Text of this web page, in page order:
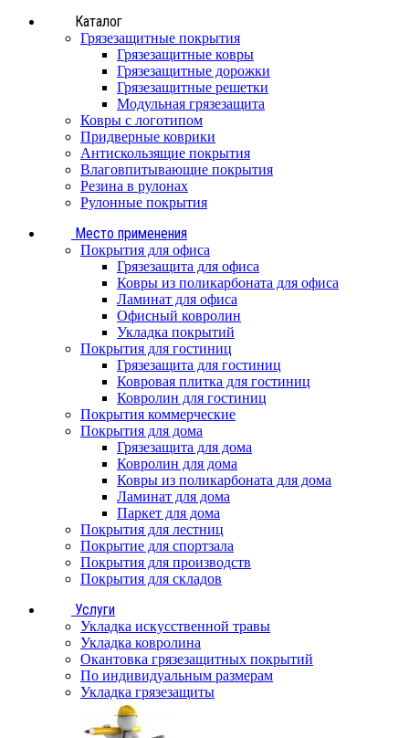
Каталог
Грязезащитные покрытия
Грязезащитные ковры
Грязезащитные дорожки
Грязезащитные решетки
Модульная грязезащита
Ковры с логотипом
Придверные коврики
Антискользящие покрытия
Влаговпитывающие покрытия
Резина в рулонах
Рулонные покрытия
Место применения
Покрытия для офиса
Грязезащита для офиса
Ковры из поликарбоната для офиса
Ламинат для офиса
Офисный ковролин
Укладка покрытий
Покрытия для гостиниц
Грязезащита для гостиниц
Ковровая плитка для гостиниц
Ковролин для гостиниц
Покрытия коммерческие
Покрытия для дома
Грязезащита для дома
Ковролин для дома
Ковры из поликарбоната для дома
Ламинат для дома
Паркет для дома
Покрытия для лестниц
Покрытие для спортзала
Покрытия для производств
Покрытия для складов
Услуги
Укладка искусственной травы
Укладка ковролина
Окантовка грязезащитных покрытий
По индивидуальным размерам
Укладка грязезащиты